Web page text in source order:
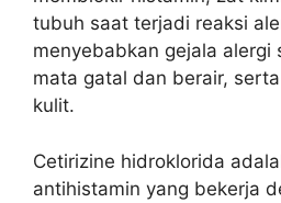
tubuh saat terjadi reaksi
menyebabkan gejala alergi
mata gatal dan berair,
kulit.
Cetirizine hidroklorida
antihistamin yang bekerja